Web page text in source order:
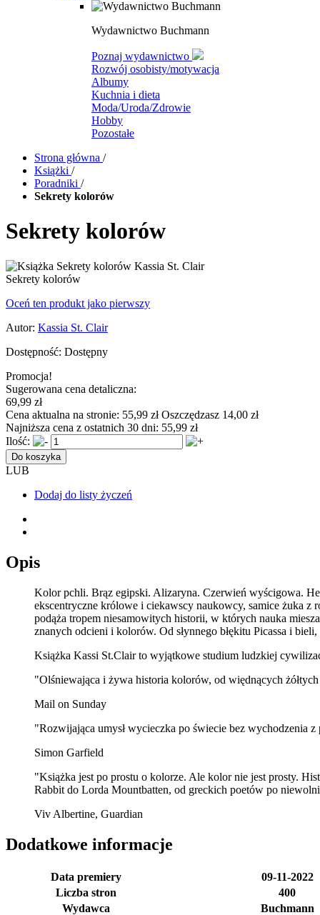
Wydawnictwo Buchmann
Poznaj wydawnictwo
Rozwój osobisty/motywacja
Albumy
Kuchnia i dieta
Moda/Uroda/Zdrowie
Hobby
Pozostałe
Strona główna /
Książki /
Poradniki /
Sekrety kolorów
Sekrety kolorów
Sekrety kolorów
Oceń ten produkt jako pierwszy
Autor: Kassia St. Clair
Dostępność: Dostępny
Promocja!
Sugerowana cena detaliczna:
69,99 zł
Cena aktualna na stronie: 55,99 złOszczędzasz 14,00 zł
Najniższa cena z ostatnich 30 dni: 55,99 zł
Ilość:
Do koszyka
LUB
Dodaj do listy życzeń
Opis
Kolor pchli. Brąz egipski. Alizaryna. Czerwień wyścigowa.
ekscentryczne królowe i ciekawscy naukowcy, samice żuka z
podąża tropem niesamowitych historii, w których nauka
znanych odcieni i kolorów. Od słynnego błękitu Picassa i
Książka Kassi St.Clair to wyjątkowe studium ludzkiej
"Olśniewająca i żywa historia kolorów, od więdnących
Mail on Sunday
"Rozwijająca umysł wycieczka po świecie bez wychodzenia
Simon Garfield
"Książka jest po prostu o kolorze. Ale kolor nie jest prosty.
Rabbit do Lorda Mountbatten, od greckich poetów po
Viv Albertine, Guardian
Dodatkowe informacje
Data premiery
09-11-2022
Liczba stron
400
Wydawca
Buchmann